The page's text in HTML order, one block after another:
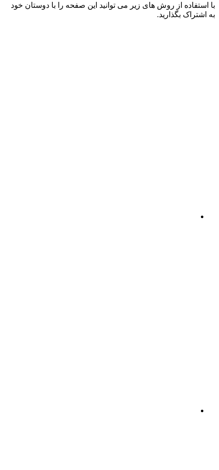
با استفاده از روش های زیر می توانید این صفحه را با دوستان خود
به اشتراک بگذارید.